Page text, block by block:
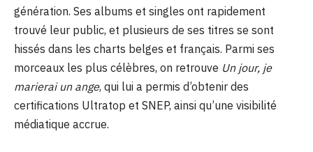
génération. Ses albums et singles ont rapidement
trouvé leur public, et plusieurs de ses titres se sont
hissés dans les charts belges et français. Parmi ses
morceaux les plus célèbres, on retrouve Un jour, je
marierai un ange, qui lui a permis d’obtenir des
certifications Ultratop et SNEP, ainsi qu’une visibilité
médiatique accrue.